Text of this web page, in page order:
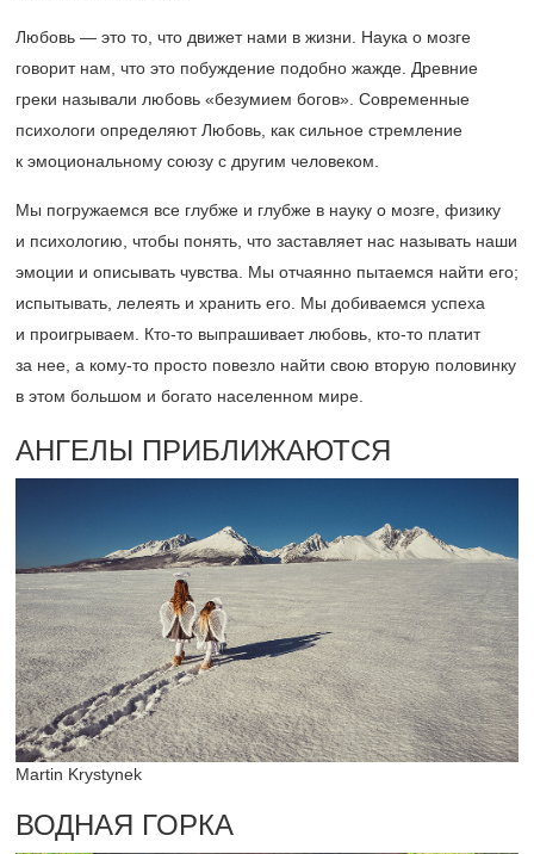
Любовь — это то, что движет нами в жизни. Наука о мозге
говорит нам, что это побуждение подобно жажде. Древние
греки называли любовь «безумием богов». Современные
психологи определяют Любовь, как сильное стремление
к эмоциональному союзу с другим человеком.
Мы погружаемся все глубже и глубже в науку о мозге, физику
и психологию, чтобы понять, что заставляет нас называть наши
эмоции и описывать чувства. Мы отчаянно пытаемся найти его;
испытывать, лелеять и хранить его. Мы добиваемся успеха
и проигрываем. Кто-то выпрашивает любовь, кто-то платит
за нее, а кому-то просто повезло найти свою вторую половинку
в этом большом и богато населенном мире.
АНГЕЛЫ ПРИБЛИЖАЮТСЯ
Martin Krystynek
ВОДНАЯ ГОРКА